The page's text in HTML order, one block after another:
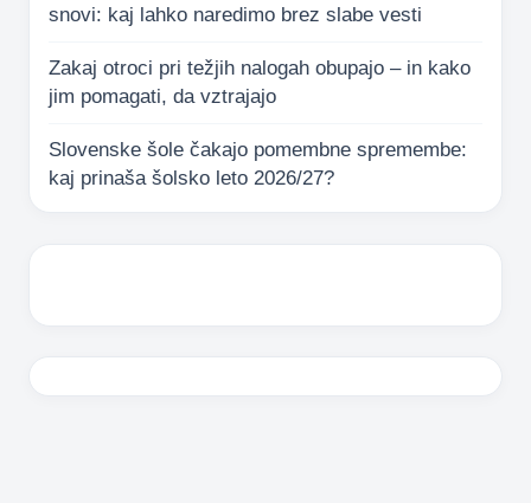
snovi: kaj lahko naredimo brez slabe vesti
Zakaj otroci pri težjih nalogah obupajo – in kako
jim pomagati, da vztrajajo
Slovenske šole čakajo pomembne spremembe:
kaj prinaša šolsko leto 2026/27?